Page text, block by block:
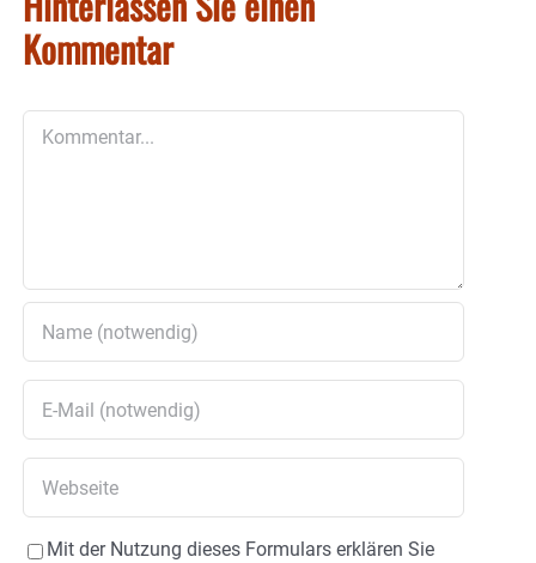
Kommentar
Mit der Nutzung dieses Formulars erklären Sie